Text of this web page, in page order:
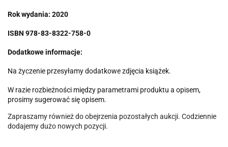
Rok wydania: 2020
ISBN 978-83-8322-758-0
Dodatkowe informacje:
Na życzenie przesyłamy dodatkowe zdjęcia książek.
W razie rozbieżności między parametrami produktu a opisem,
prosimy sugerować się opisem.
Zapraszamy również do obejrzenia pozostałych aukcji. Codziennie
dodajemy dużo nowych pozycji.